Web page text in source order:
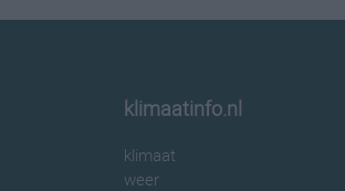
klimaatinfo.nl
klimaat
weer